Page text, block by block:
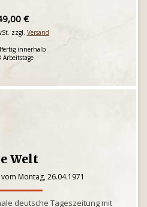
€
zzgl. Versand
innerhalb
Arbeitstage
Welt
Montag, 26.04.1971
deutsche Tageszeitung mit